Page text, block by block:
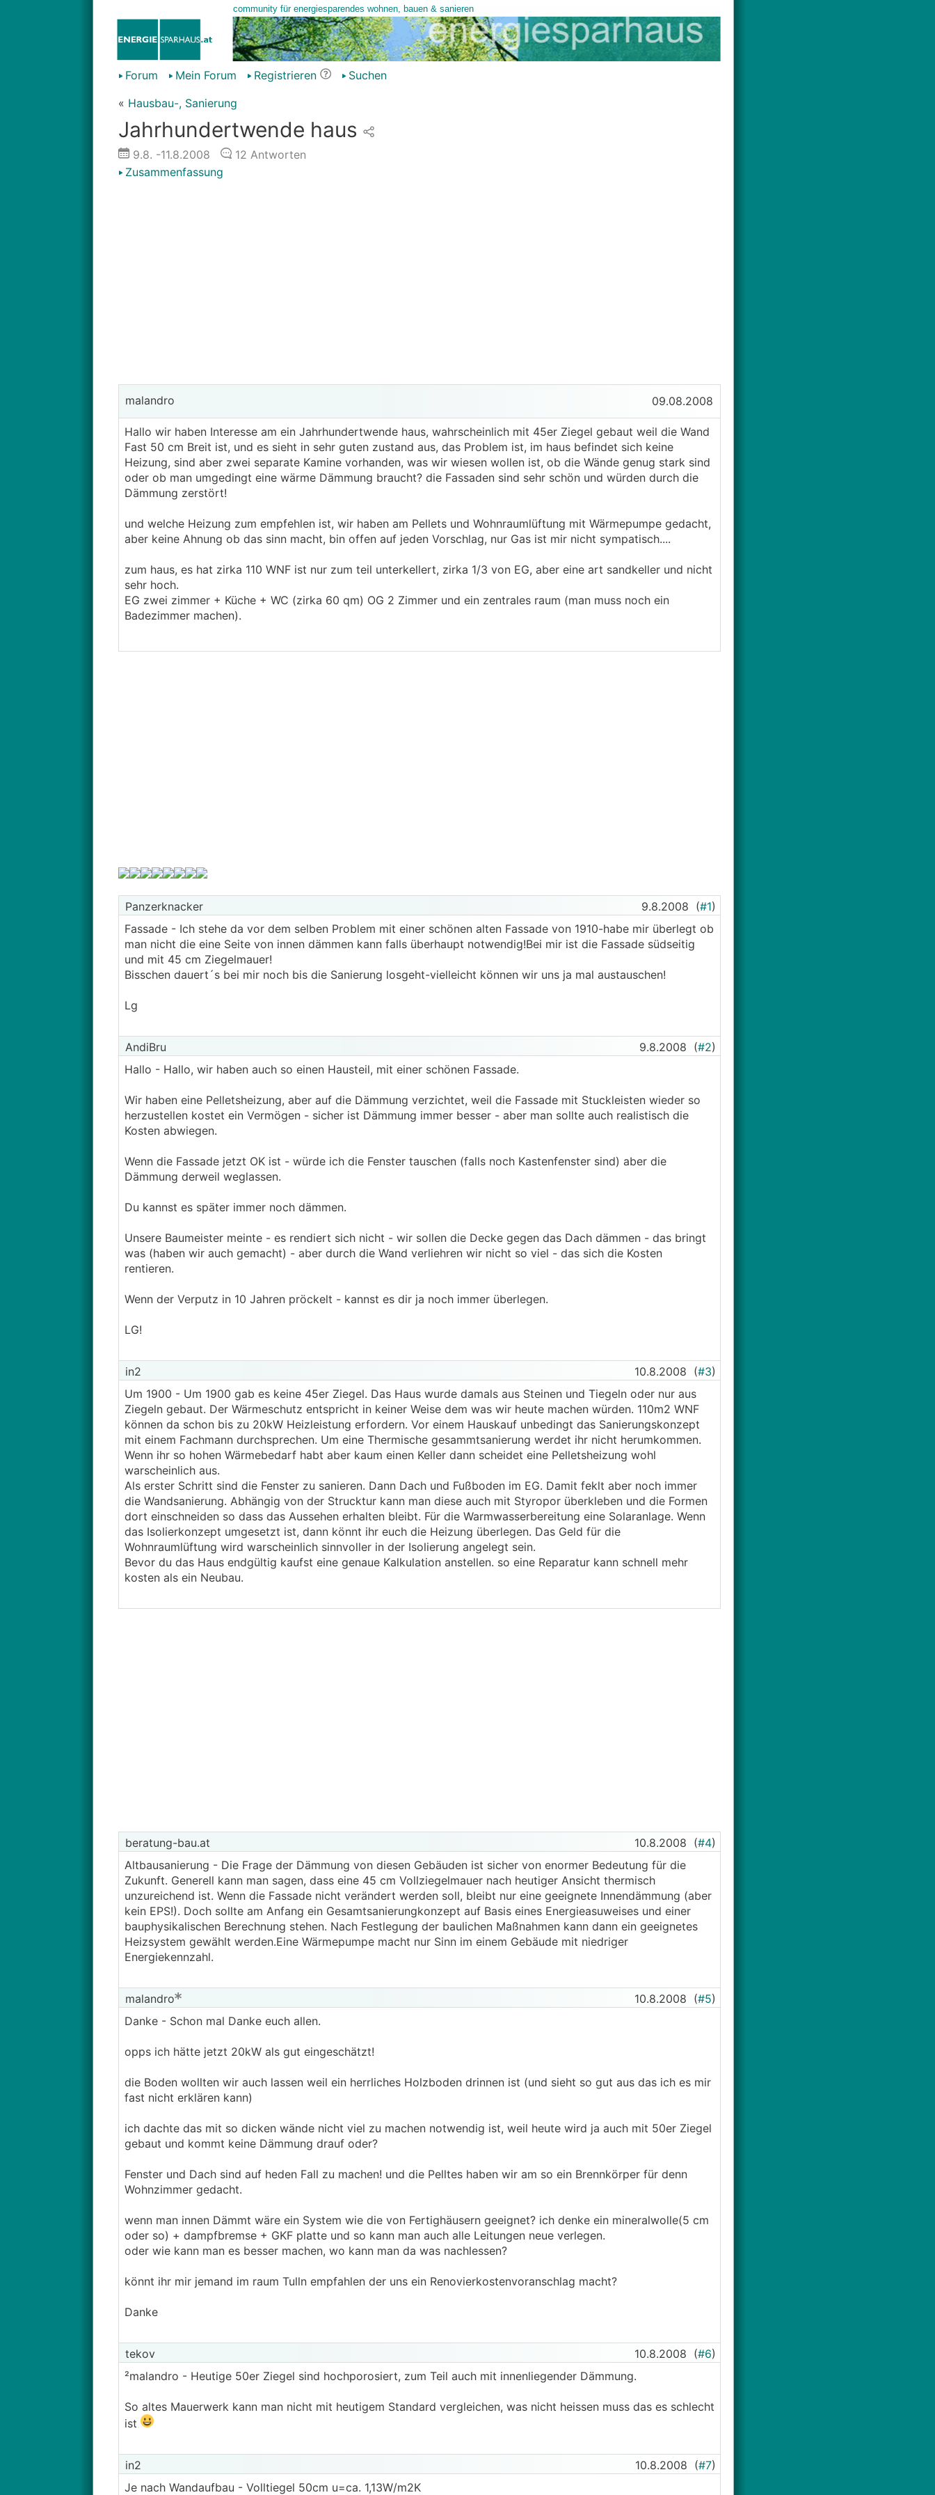
Forum Mein Forum Registrieren
Suchen
« Hausbau-, Sanierung
Jahrhundertwende haus
9.8. -11.8.2008 12 Antworten
Zusammenfassung
malandro 09.08.2008
Hallo wir haben Interesse am ein Jahrhundertwende haus, wahrscheinlich mit 45er Ziegel gebaut weil die Wand
Fast 50 cm Breit ist, und es sieht in sehr guten zustand aus, das Problem ist, im haus befindet sich keine
Heizung, sind aber zwei separate Kamine vorhanden, was wir wiesen wollen ist, ob die Wände genug stark sind
oder ob man umgedingt eine wärme Dämmung braucht? die Fassaden sind sehr schön und würden durch die
Dämmung zerstört!
und welche Heizung zum empfehlen ist, wir haben am Pellets und Wohnraumlüftung mit Wärmepumpe gedacht,
aber keine Ahnung ob das sinn macht, bin offen auf jeden Vorschlag, nur Gas ist mir nicht sympatisch....
zum haus, es hat zirka 110 WNF ist nur zum teil unterkellert, zirka 1/3 von EG, aber eine art sandkeller und nicht
sehr hoch.
EG zwei zimmer + Küche + WC (zirka 60 qm) OG 2 Zimmer und ein zentrales raum (man muss noch ein
Badezimmer machen).
Panzerknacker 9.8.2008 (#1)
Fassade - Ich stehe da vor dem selben Problem mit einer schönen alten Fassade von 1910-habe mir überlegt ob
man nicht die eine Seite von innen dämmen kann falls überhaupt notwendig!Bei mir ist die Fassade südseitig
und mit 45 cm Ziegelmauer!
Bisschen dauert´s bei mir noch bis die Sanierung losgeht-vielleicht können wir uns ja mal austauschen!
Lg
AndiBru 9.8.2008 (#2)
Hallo - Hallo, wir haben auch so einen Hausteil, mit einer schönen Fassade.
Wir haben eine Pelletsheizung, aber auf die Dämmung verzichtet, weil die Fassade mit Stuckleisten wieder so
herzustellen kostet ein Vermögen - sicher ist Dämmung immer besser - aber man sollte auch realistisch die
Kosten abwiegen.
Wenn die Fassade jetzt OK ist - würde ich die Fenster tauschen (falls noch Kastenfenster sind) aber die
Dämmung derweil weglassen.
Du kannst es später immer noch dämmen.
Unsere Baumeister meinte - es rendiert sich nicht - wir sollen die Decke gegen das Dach dämmen - das bringt
was (haben wir auch gemacht) - aber durch die Wand verliehren wir nicht so viel - das sich die Kosten
rentieren.
Wenn der Verputz in 10 Jahren pröckelt - kannst es dir ja noch immer überlegen.
LG!
in2 10.8.2008 (#3)
Um 1900 - Um 1900 gab es keine 45er Ziegel. Das Haus wurde damals aus Steinen und Tiegeln oder nur aus
Ziegeln gebaut. Der Wärmeschutz entspricht in keiner Weise dem was wir heute machen würden. 110m2 WNF
können da schon bis zu 20kW Heizleistung erfordern. Vor einem Hauskauf unbedingt das Sanierungskonzept
mit einem Fachmann durchsprechen. Um eine Thermische gesammtsanierung werdet ihr nicht herumkommen.
Wenn ihr so hohen Wärmebedarf habt aber kaum einen Keller dann scheidet eine Pelletsheizung wohl
warscheinlich aus.
Als erster Schritt sind die Fenster zu sanieren. Dann Dach und Fußboden im EG. Damit feklt aber noch immer
die Wandsanierung. Abhängig von der Strucktur kann man diese auch mit Styropor überkleben und die Formen
dort einschneiden so dass das Aussehen erhalten bleibt. Für die Warmwasserbereitung eine Solaranlage. Wenn
das Isolierkonzept umgesetzt ist, dann könnt ihr euch die Heizung überlegen. Das Geld für die
Wohnraumlüftung wird warscheinlich sinnvoller in der Isolierung angelegt sein.
Bevor du das Haus endgültig kaufst eine genaue Kalkulation anstellen. so eine Reparatur kann schnell mehr
kosten als ein Neubau.
beratung-bau.at 10.8.2008 (#4)
Altbausanierung - Die Frage der Dämmung von diesen Gebäuden ist sicher von enormer Bedeutung für die
Zukunft. Generell kann man sagen, dass eine 45 cm Vollziegelmauer nach heutiger Ansicht thermisch
unzureichend ist. Wenn die Fassade nicht verändert werden soll, bleibt nur eine geeignete Innendämmung (aber
kein EPS!). Doch sollte am Anfang ein Gesamtsanierungkonzept auf Basis eines Energieasuweises und einer
bauphysikalischen Berechnung stehen. Nach Festlegung der baulichen Maßnahmen kann dann ein geeignetes
Heizsystem gewählt werden.Eine Wärmepumpe macht nur Sinn im einem Gebäude mit niedriger
Energiekennzahl.
malandro 10.8.2008 (#5)
Danke - Schon mal Danke euch allen.
opps ich hätte jetzt 20kW als gut eingeschätzt!
die Boden wollten wir auch lassen weil ein herrliches Holzboden drinnen ist (und sieht so gut aus das ich es mir
fast nicht erklären kann)
ich dachte das mit so dicken wände nicht viel zu machen notwendig ist, weil heute wird ja auch mit 50er Ziegel
gebaut und kommt keine Dämmung drauf oder?
Fenster und Dach sind auf heden Fall zu machen! und die Pelltes haben wir am so ein Brennkörper für denn
Wohnzimmer gedacht.
wenn man innen Dämmt wäre ein System wie die von Fertighäusern geeignet? ich denke ein mineralwolle(5 cm
oder so) + dampfbremse + GKF platte und so kann man auch alle Leitungen neue verlegen.
oder wie kann man es besser machen, wo kann man da was nachlessen?
könnt ihr mir jemand im raum Tulln empfahlen der uns ein Renovierkostenvoranschlag macht?
Danke
tekov 10.8.2008 (#6)
²malandro - Heutige 50er Ziegel sind hochporosiert, zum Teil auch mit innenliegender Dämmung.
So altes Mauerwerk kann man nicht mit heutigem Standard vergleichen, was nicht heissen muss das es schlecht
ist
in2 10.8.2008 (#7)
Je nach Wandaufbau - Volltiegel 50cm u=ca. 1,13W/m2K